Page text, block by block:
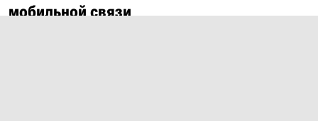
мобильной связи